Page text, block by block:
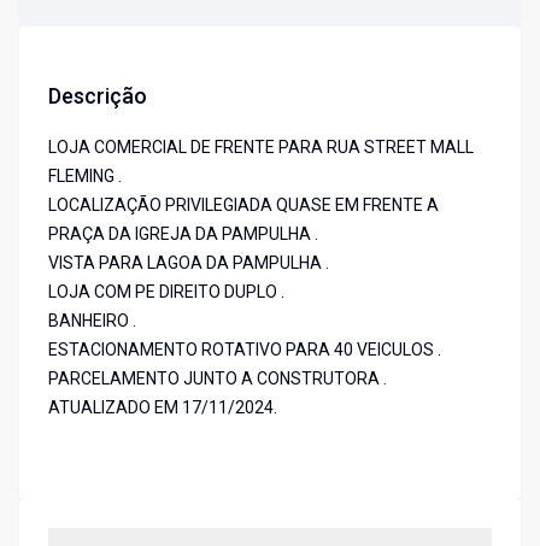
Descrição
LOJA COMERCIAL DE FRENTE PARA RUA STREET MALL
FLEMING .
LOCALIZAÇÃO PRIVILEGIADA QUASE EM FRENTE A
PRAÇA DA IGREJA DA PAMPULHA .
VISTA PARA LAGOA DA PAMPULHA .
LOJA COM PE DIREITO DUPLO .
BANHEIRO .
ESTACIONAMENTO ROTATIVO PARA 40 VEICULOS .
PARCELAMENTO JUNTO A CONSTRUTORA .
ATUALIZADO EM 17/11/2024.